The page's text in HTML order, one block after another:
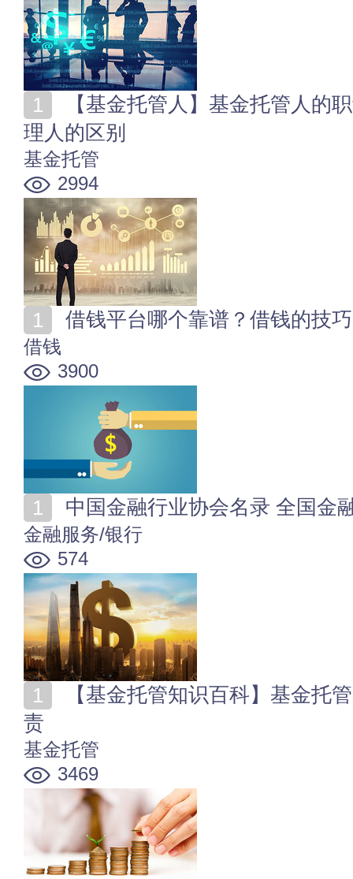
理人的区别
基金托管
2994
借钱平台哪个靠谱？借钱的技
借钱
3900
中国金融行业协会名录 全国金
金融服务/银行
574
责
基金托管
3469